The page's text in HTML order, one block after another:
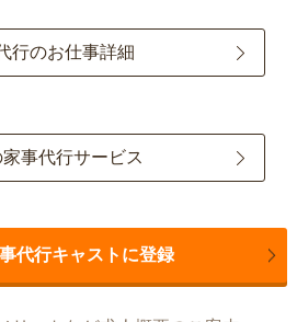
行のお仕事詳細
事代行サービス
代行キャストに登録